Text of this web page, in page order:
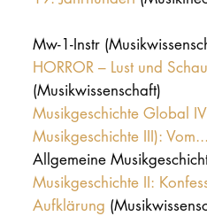
Mw-1-Instr
HORROR – Lust und
(Musikwissenschaft)
Musikgeschichte Global
Musikgeschichte III): Vom...
Allgemeine
Musikgeschichte II:
Aufklärung